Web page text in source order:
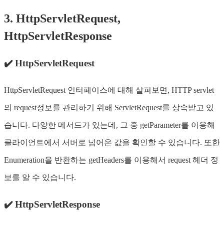
3. HttpServletRequest,
HttpServletResponse
✔️ HttpServletRequest
HttpServletRequest 인터페이스에 대해 살펴보면, HTTP servlet
의 request정보를 관리하기 위해 ServletRequest를 상속받고 있
습니다. 다양한 메서드가 있는데, 그 중 getParameter를 이용해
클라이언트에서 서버로 넘어온 값을 확인할 수 있습니다. 또한
Enumeration을 반환하는 getHeaders를 이용해서 request 헤더 정
보를 알 수 있습니다.
✔️ HttpServletResponse